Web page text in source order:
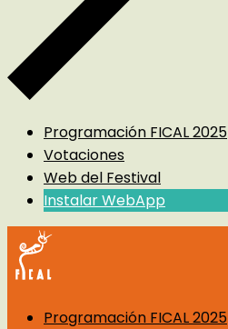
Programación FICAL 2025
Votaciones
Web del Festival
Instalar WebApp
Programación FICAL 2025